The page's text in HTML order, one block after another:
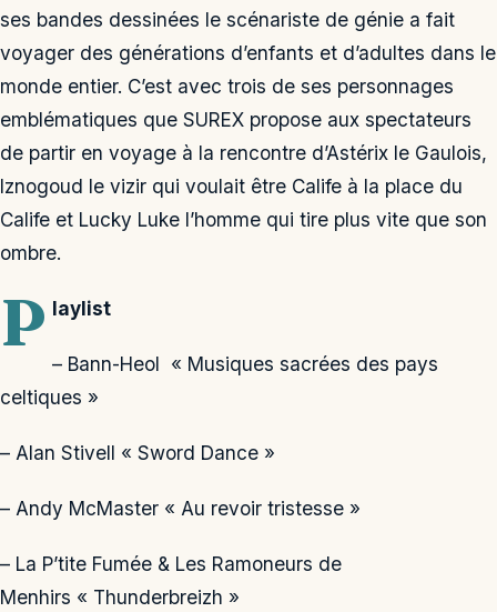
ses bandes dessinées le scénariste de génie a fait
voyager des générations d’enfants et d’adultes dans le
monde entier. C’est avec trois de ses personnages
emblématiques que SUREX propose aux spectateurs
de partir en voyage à la rencontre d’Astérix le Gaulois,
Iznogoud le vizir qui voulait être Calife à la place du
Calife et Lucky Luke l’homme qui tire plus vite que son
ombre.
P laylist
– Bann-Heol « Musiques sacrées des pays
celtiques »
– Alan Stivell « Sword Dance »
– Andy McMaster « Au revoir tristesse »
– La P’tite Fumée & Les Ramoneurs de
Menhirs « Thunderbreizh »